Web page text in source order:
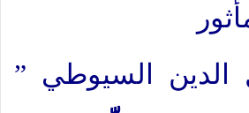
الدين السيوطي ”